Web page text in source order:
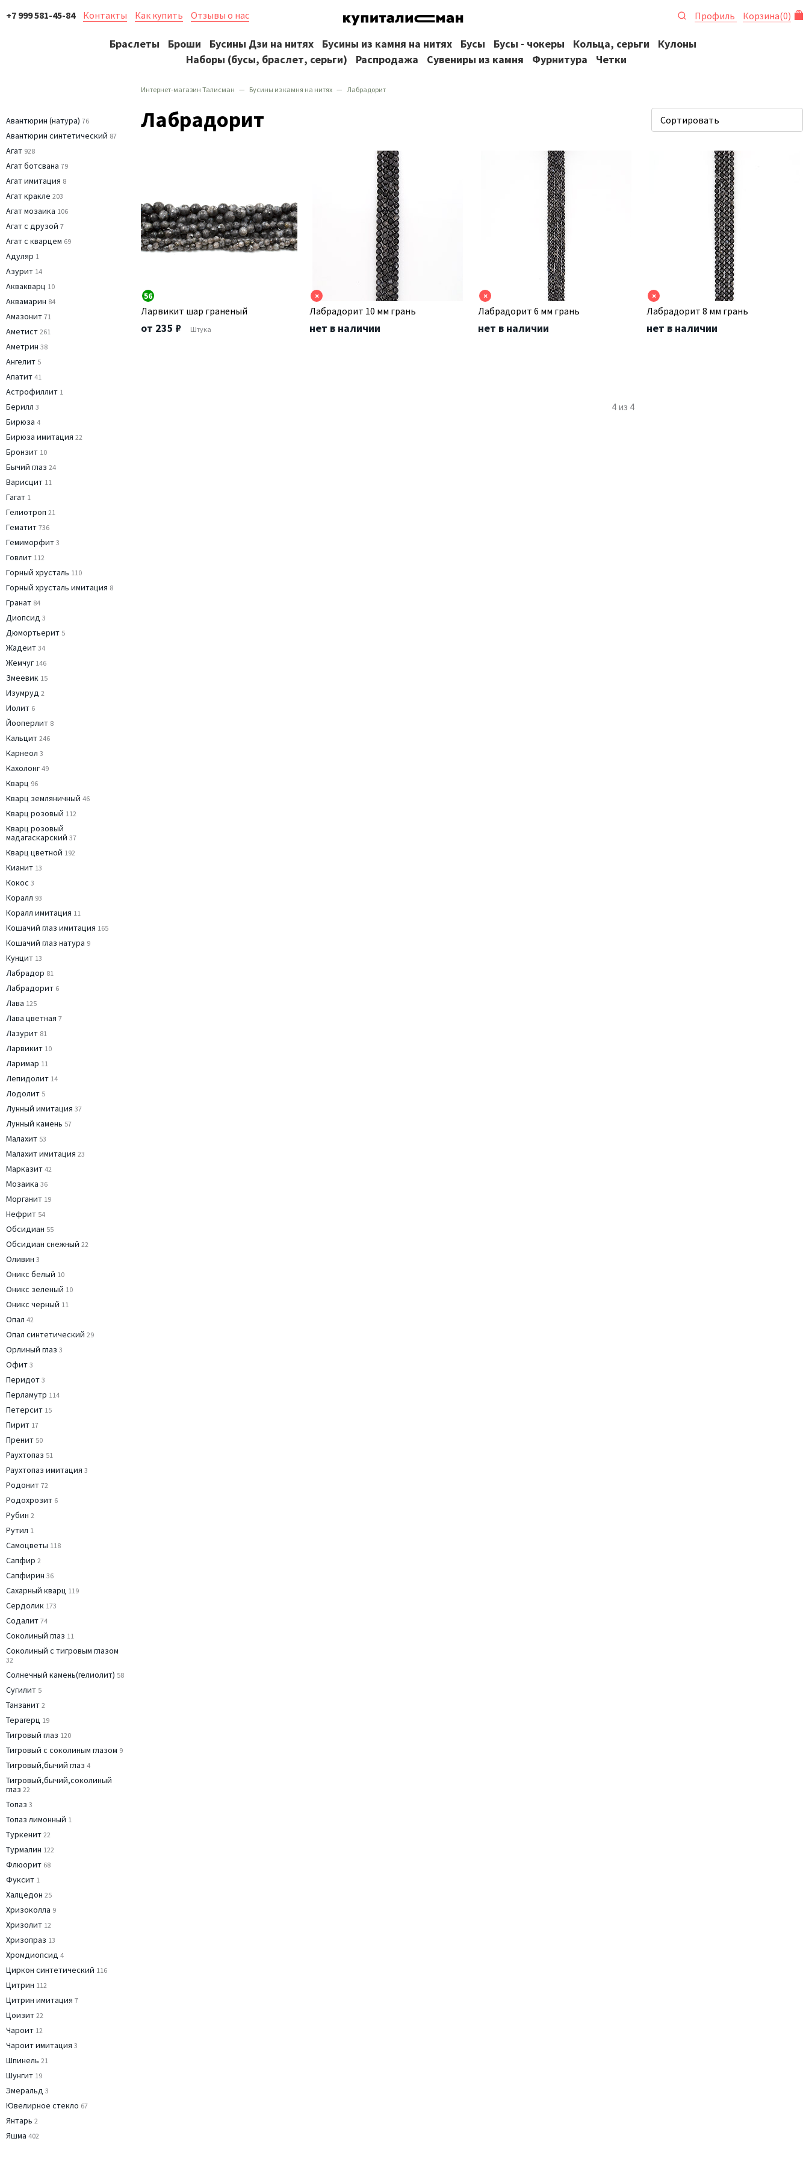
+7 999 581-45-84 Контакты Как купить Отзывы о нас Профиль Корзина(0)
Браслеты Броши Бусины Дзи на нитях Бусины из камня на нитях Бусы Бусы - чокеры Кольца, серьги
Кулоны
Наборы (бусы, браслет, серьги)
Распродажа Сувениры из камня Фурнитура Четки
Интернет-магазин Талисман Бусины из камня на нитях Лабрадорит
Авантюрин (натура) 76
Авантюрин синтетический 87
Агат 928
Агат ботсвана 79
Агат имитация 8
Агат кракле 203
Агат мозаика 106
Агат с друзой 7
Агат с кварцем 69
Адуляр 1
Азурит 14
Аквакварц 10
Аквамарин 84
Амазонит 71
Аметист 261
Аметрин 38
Ангелит 5
Апатит 41
Астрофиллит 1
Берилл 3
Бирюза 4
Бирюза имитация 22
Бронзит 10
Бычий глаз 24
Варисцит 11
Гагат 1
Гелиотроп 21
Гематит 736
Гемиморфит 3
Говлит 112
Горный хрусталь 110
Горный хрусталь имитация 8
Гранат 84
Диопсид 3
Дюмортьерит 5
Жадеит 34
Жемчуг 146
Змеевик 15
Изумруд 2
Иолит 6
Йооперлит 8
Кальцит 246
Карнеол 3
Кахолонг 49
Кварц 96
Кварц земляничный 46
Кварц розовый 112
Кварц розовый
мадагаскарский 37
Кварц цветной 192
Кианит 13
Кокос 3
Коралл 93
Коралл имитация 11
Кошачий глаз имитация 165
Кошачий глаз натура 9
Кунцит 13
Лабрадор 81
Лабрадорит 6
Лава 125
Лава цветная 7
Лазурит 81
Ларвикит 10
Ларимар 11
Лепидолит 14
Лодолит 5
Лунный имитация 37
Лунный камень 57
Малахит 53
Малахит имитация 23
Марказит 42
Мозаика 36
Морганит 19
Нефрит 54
Обсидиан 55
Обсидиан снежный 22
Оливин 3
Оникс белый 10
Оникс зеленый 10
Оникс черный 11
Опал 42
Опал синтетический 29
Орлиный глаз 3
Офит 3
Перидот 3
Перламутр 114
Петерсит 15
Пирит 17
Пренит 50
Раухтопаз 51
Раухтопаз имитация 3
Родонит 72
Родохрозит 6
Рубин 2
Рутил 1
Самоцветы 118
Сапфир 2
Сапфирин 36
Сахарный кварц 119
Сердолик 173
Содалит 74
Соколиный глаз 11
Соколиный с тигровым глазом
32
Солнечный камень(гелиолит) 58
Сугилит 5
Танзанит 2
Терагерц 19
Тигровый глаз 120
Тигровый с соколиным глазом 9
Тигровый,бычий глаз 4
Тигровый,бычий,соколиный
глаз 22
Топаз 3
Топаз лимонный 1
Туркенит 22
Турмалин 122
Флюорит 68
Фуксит 1
Халцедон 25
Хризоколла 9
Хризолит 12
Хризопраз 13
Хромдиопсид 4
Циркон синтетический 116
Цитрин 112
Цитрин имитация 7
Цоизит 22
Чароит 12
Чароит имитация 3
Шпинель 21
Шунгит 19
Эмеральд 3
Ювелирное стекло 67
Янтарь 2
Яшма 402
Лабрадорит
56
Ларвикит шар граненый
от 235 ₽ Штука
×
Лабрадорит 10 мм грань
нет в наличии
×
Лабрадорит 6 мм грань
нет в наличии
×
Лабрадорит 8 мм грань
нет в наличии
4 из 4